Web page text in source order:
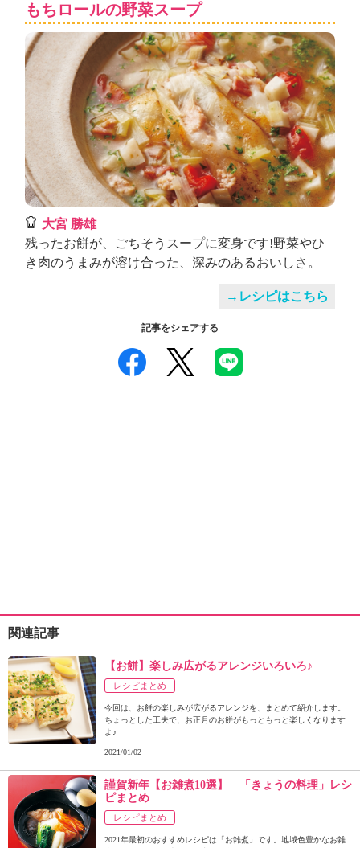
もちロールの野菜スープ
大宮 勝雄
残ったお餅が、ごちそうスープに変身です!野菜やひ
き肉のうまみが溶け合った、深みのあるおいしさ。
→レシピはこちら
記事をシェアする
関連記事
【お餅】楽しみ広がるアレンジいろいろ♪
レシピまとめ
今回は、お餅の楽しみが広がるアレンジを、まとめて紹介します。
ちょっとした工夫で、お正月のお餅がもっともっと楽しくなります
よ♪
2021/01/02
謹賀新年【お雑煮10選】 「きょうの料理」レシ
ピまとめ
レシピまとめ
2021年最初のおすすめレシピは「お雑煮」です。地域色豊かなお雑